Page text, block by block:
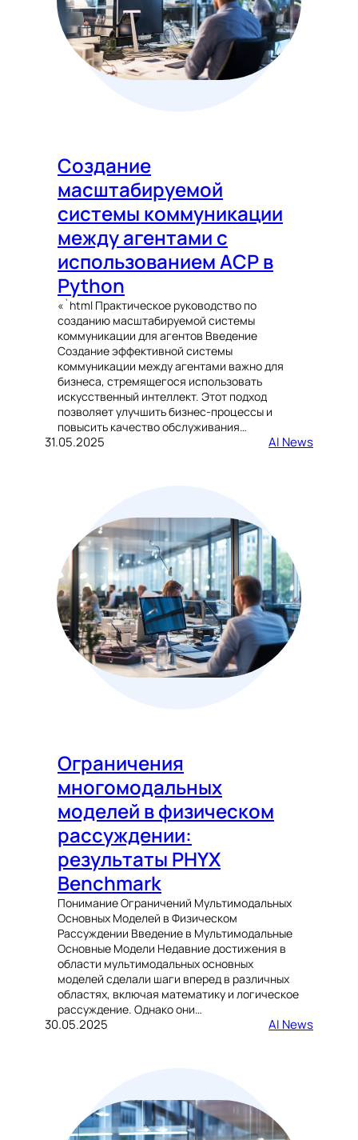
Создание
масштабируемой
системы коммуникации
между агентами с
использованием ACP в
Python
«`html Практическое руководство по
созданию масштабируемой системы
коммуникации для агентов Введение
Создание эффективной системы
коммуникации между агентами важно для
бизнеса, стремящегося использовать
искусственный интеллект. Этот подход
позволяет улучшить бизнес-процессы и
повысить качество обслуживания…
31.05.2025 AI News
Ограничения
многомодальных
моделей в физическом
рассуждении:
результаты PHYX
Benchmark
Понимание Ограничений Мультимодальных
Основных Моделей в Физическом
Рассуждении Введение в Мультимодальные
Основные Модели Недавние достижения в
области мультимодальных основных
моделей сделали шаги вперед в различных
областях, включая математику и логическое
рассуждение. Однако они…
30.05.2025 AI News